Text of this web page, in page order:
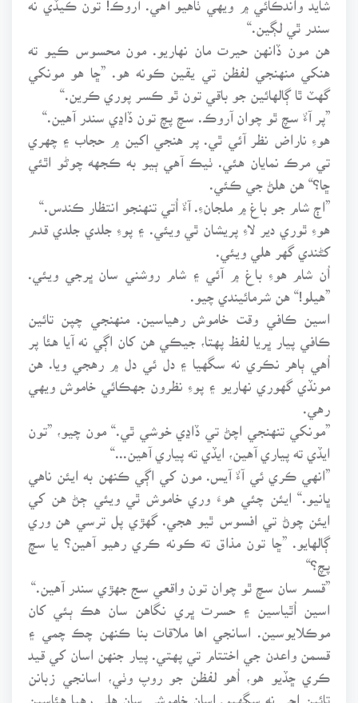
سندر ٿي لڳين.“
هن مون ڏانهن حيرت مان نهاريو. مون محسوس ڪيو ته
هنکي منهنجي لفظن تي يقين ڪونه هو. ”ڇا هو مونکي
گهٽ ٿا ڳالهائين جو باقي تون ٿو ڪسر پوري ڪرين.“
”پر آءٌ سچ ٿو چوان آروڪ. سچ پچ تون ڏاڍي سندر آهين.“
هوءِ ناراض نظر آئي ٿي. پر هنجي اکين ۾ حجاب ۽ چهري
تي مرڪ نمايان هئي. ٺيڪ آهي ٻيو به ڪجهه چوڻو اٿئي
ڇا؟“ هن هلڻ جي ڪئي.
”اڄ شام جو باغ ۾ ملجانءِ. آءٌ اُتي تنهنجو انتظار ڪندس.“
هوءِ ٿوري دير لاءِ پريشان ٿي ويئي. ۽ پوءِ جلدي جلدي قدم
کڻندي گهر هلي ويئي.
اُن شام هوءِ باغ ۾ آئي ۽ شام روشني سان ڀرجي ويئي.
”هيلو!“ هن شرمائيندي چيو.
اسين ڪافي وقت خاموش رهياسين. منهنجي چپن تائين
ڪافي پيار ڀريا لفظ پهتا، جيڪي هن کان اڳي نه آيا هئا پر
اُهي ٻاهر نڪري نه سگهيا ۽ دل ئي دل ۾ رهجي ويا. هن
مونڏي گهوري نهاريو ۽ پوءِ نظرون جهڪائي خاموش ويهي
”مونکي تنهنجي اچڻ تي ڏاڍي خوشي ٿي.“ مون چيو، ”تون
ايڏي ته پياري آهين، ايڏي ته پياري آهين...“
”انهي ڪري ئي آءٌ آيس. مون کي اڳي ڪنهن به ايئن ناهي
ڀانيو.“ ايئن چئي هوءَ وري خاموش ٿي ويئي ڄڻ هن کي
ايئن چوڻ تي افسوس ٿيو هجي. گهڙي پل ترسي هن وري
ڳالهايو. ”ڇا تون مذاق ته ڪونه ڪري رهيو آهين؟ يا سچ
پچ؟“
”قسم سان سچ ٿو چوان تون واقعي سج جهڙي سندر آهين.“
اسين اُٿياسين ۽ حسرت ڀري نگاهن سان هڪ ٻئي کان
موڪلايوسين. اسانجي اها ملاقات بنا ڪنهن چڪ چمي ۽
قسمن واعدن جي اختتام تي پهتي. پيار جنهن اسان کي قيد
ڪري ڇڏيو هو، اُهو لفظن جو روپ وٺي، اسانجي زبانن
تائين اچي نه سگهيو. اسان خاموشي سان هلي رهيا هئاسين